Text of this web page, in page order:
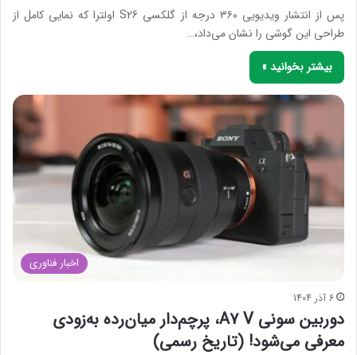
پس از انتشار ویدیویی ۳۶۰ درجه از گلکسی S26 اولترا که نمایی کامل از
طراحی این گوشی را نشان می‌داد،…
بیشتر بخوانید »
اخبار فناوری
6 آذر 1404
دوربین سونی A7 V، پرچم‌دار میان‌رده به‌زودی
معرفی می‌شود! (تاریخ رسمی)